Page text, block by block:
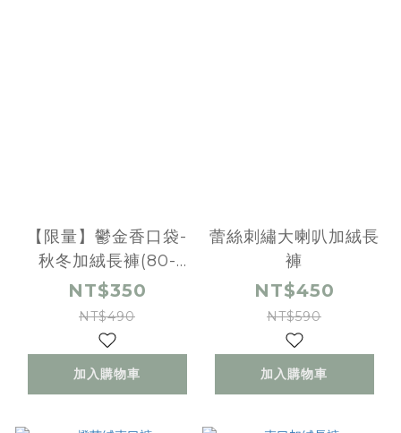
【限量】鬱金香口袋-
秋冬加絨長褲(80-
130)
NT$350
NT$490
加入購物車
蕾絲刺繡大喇叭加絨長
褲
NT$450
NT$590
加入購物車